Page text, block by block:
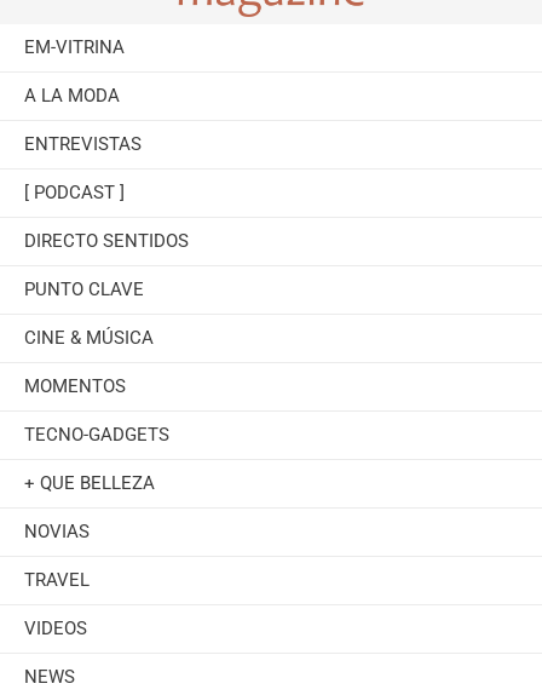
EM-VITRINA
A LA MODA
ENTREVISTAS
[ PODCAST ]
DIRECTO SENTIDOS
PUNTO CLAVE
CINE & MÚSICA
MOMENTOS
TECNO-GADGETS
+ QUE BELLEZA
NOVIAS
TRAVEL
VIDEOS
NEWS